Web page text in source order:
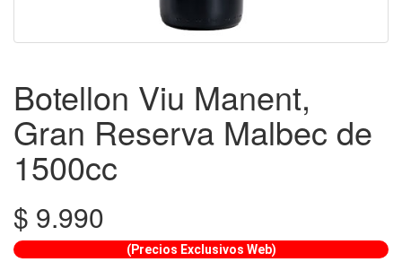
Botellon Viu Manent,
Gran Reserva Malbec de
1500cc
$ 9.990
(Precios Exclusivos Web)